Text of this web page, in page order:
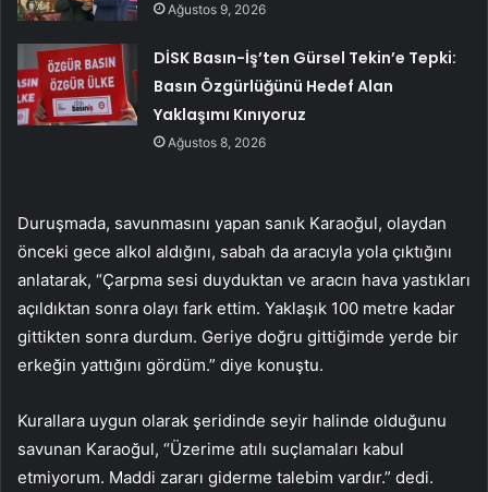
Ağustos 9, 2026
DİSK Basın-İş’ten Gürsel Tekin’e Tepki:
Basın Özgürlüğünü Hedef Alan
Yaklaşımı Kınıyoruz
Ağustos 8, 2026
Duruşmada, savunmasını yapan sanık Karaoğul, olaydan
önceki gece alkol aldığını, sabah da aracıyla yola çıktığını
anlatarak, “Çarpma sesi duyduktan ve aracın hava yastıkları
açıldıktan sonra olayı fark ettim. Yaklaşık 100 metre kadar
gittikten sonra durdum. Geriye doğru gittiğimde yerde bir
erkeğin yattığını gördüm.” diye konuştu.
Kurallara uygun olarak şeridinde seyir halinde olduğunu
savunan Karaoğul, “Üzerime atılı suçlamaları kabul
etmiyorum. Maddi zararı giderme talebim vardır.” dedi.